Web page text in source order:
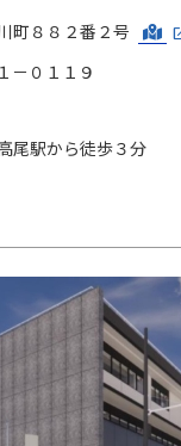
町８８２番２号
－０１１９
尾駅から徒歩３分